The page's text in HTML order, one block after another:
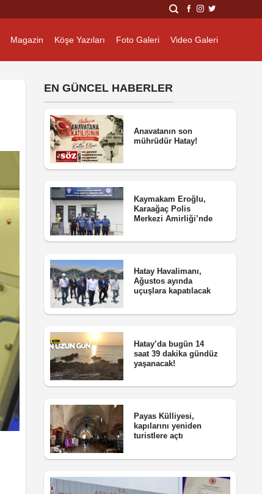
Magazin Köşe Yazıları Foto Galeri Video Galeri
EN GÜNCEL HABERLER
Anavatanın son
mührüdür Hatay!
Kaymakam Eroğlu,
Karaağaç Polis
Merkezi Amirliği’nde
Hatay Havalimanı,
Ağustos ayında
uçuşlara kapatılacak
Hatay’da bugün 14
saat 39 dakika gündüz
yaşanacak!
Payas Külliyesi,
kapılarını yeniden
turistlere açtı